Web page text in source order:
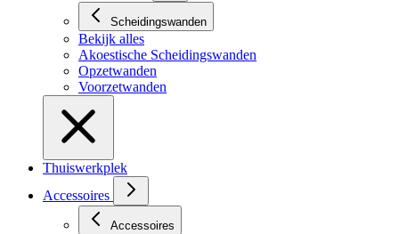
Scheidingswanden
Bekijk alles
Akoestische Scheidingswanden
Opzetwanden
Voorzetwanden
Thuiswerkplek
Accessoires
Accessoires